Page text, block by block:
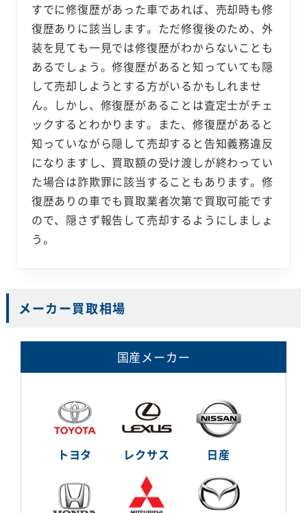
すでに修復歴があった車であれば、売却時も修
復歴ありに該当します。ただ修復後のため、外
装を見ても一見では修復歴がわからないことも
あるでしょう。修復歴があると知っていても隠
して売却しようとする方がいるかもしれませ
ん。しかし、修復歴があることは査定士がチェ
ックするとわかります。また、修復歴があると
知っていながら隠して売却すると告知義務違反
になりますし、買取額の受け渡しが終わってい
た場合は詐欺罪に該当することもあります。修
復歴ありの車でも買取業者次第で買取可能です
ので、隠さず報告して売却するようにしましょ
う。
メーカー買取相場
国産メーカー
トヨタ レクサス 日産